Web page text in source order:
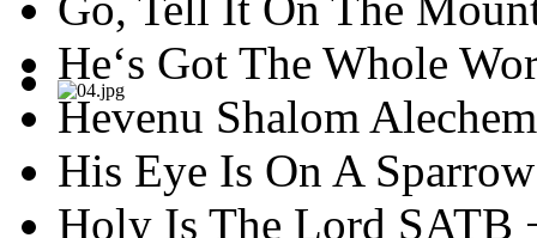
He‘s Got The Whole
Hevenu Shalom
His Eye Is On A
Holy Is The Lord SATB